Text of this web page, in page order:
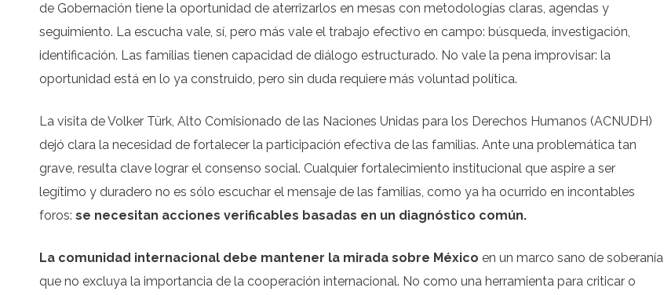
de Gobernación tiene la oportunidad de aterrizarlos en mesas con metodologías claras, agendas y
seguimiento. La escucha vale, sí, pero más vale el trabajo efectivo en campo: búsqueda, investigación,
identificación. Las familias tienen capacidad de diálogo estructurado. No vale la pena improvisar: la
oportunidad está en lo ya construido, pero sin duda requiere más voluntad política.
La visita de Volker Türk, Alto Comisionado de las Naciones Unidas para los Derechos Humanos (ACNUDH)
dejó clara la necesidad de fortalecer la participación efectiva de las familias. Ante una problemática tan
grave, resulta clave lograr el consenso social. Cualquier fortalecimiento institucional que aspire a ser
legítimo y duradero no es sólo escuchar el mensaje de las familias, como ya ha ocurrido en incontables
foros: se necesitan acciones verificables basadas en un diagnóstico común.
La comunidad internacional debe mantener la mirada sobre México en un marco sano de soberanía
que no excluya la importancia de la cooperación internacional. No como una herramienta para criticar o